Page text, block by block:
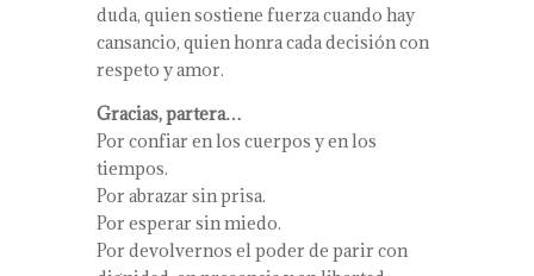
duda, quien sostiene fuerza cuando hay
cansancio, quien honra cada decisión con
respeto y amor.
Gracias, partera…
Por confiar en los cuerpos y en los
tiempos.
Por abrazar sin prisa.
Por esperar sin miedo.
Por devolvernos el poder de parir con